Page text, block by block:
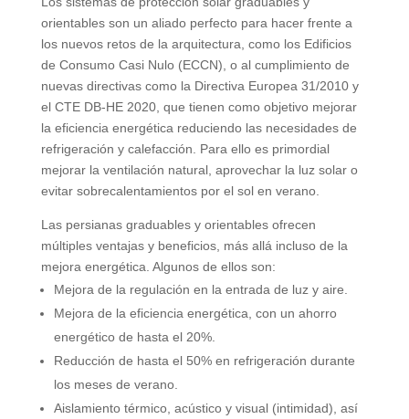
orientables son un aliado perfecto para hacer frente a
los nuevos retos de la arquitectura como los Edificios
de Consumo Casi Nulo(ECCN), o al cumplimiento de
nuevas directivas como la Directiva Europea 31/2010 y
el CTE DB-HE2020, que tienen como objetivo mejorar
la eficiencia energética reduciendo las necesidades de
refrigeración y calefacción
Para ello es primordial
mejorar la ventilación natural, aprovechar la luz solar o
evitar sobrecalentamientos por el sol en verano.
Las persianas graduables y orientables ofrecen
múltiples ventajas y beneficios, más allá incluso de la
mejora energética Algunos de ellos son:
Mejora de la regulación en la entrada de luz y aire
Mejora de la eficiencia energética con un ahorro
energético de hasta el20%.
Reducción de hasta el50% en refrigeración durante
los meses de verano.
Aislamiento térmico, acústico y visual(intimidad), así